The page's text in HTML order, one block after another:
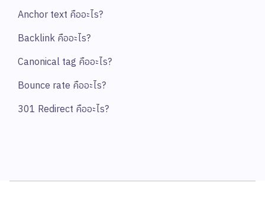
Anchor text คืออะไร?
Backlink คืออะไร?
Canonical tag คืออะไร?
Bounce rate คืออะไร?
301 Redirect คืออะไร?